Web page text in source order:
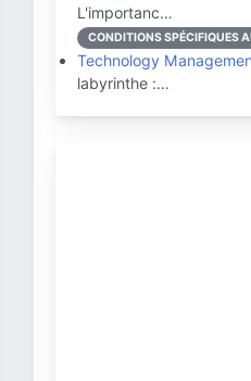
L'importanc…
CONDITIONS SPÉCIFIQUES
Technology
labyrinthe :…